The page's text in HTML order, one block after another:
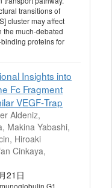
transitions of
cluster may affect
the much-debated
proteins for
Insights into
Fc Fragment
VEGF‐Trap
Aldeniz,
Makina Yabashi,
Hiroaki
Cinkaya,
21日
G1